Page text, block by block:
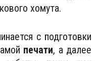
хомута.
с подготовки
печати, а далее